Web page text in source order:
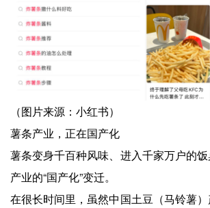
（图片来源：小红书）
薯条产业，正在国产化
薯条变身千百种风味、进入千家万户的
产业的“国产化”变迁。
在很长时间里，虽然中国土豆（马铃薯）